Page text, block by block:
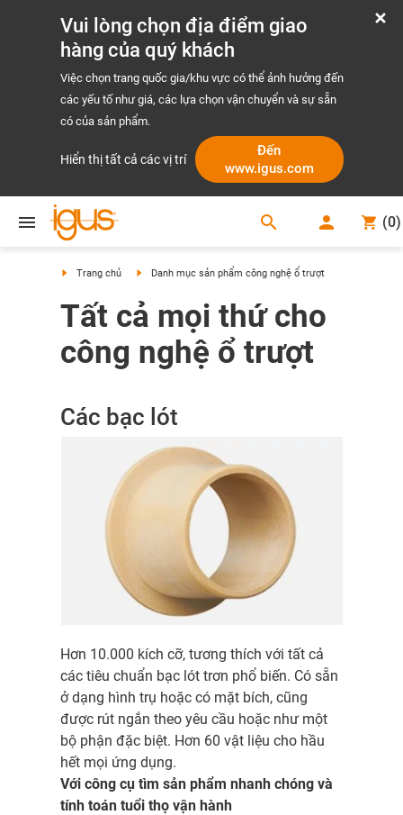
Vui lòng chọn địa điểm giao
hàng của quý khách
Việc chọn trang quốc gia/khu vực có thể ảnh hưởng đến
các yếu tố như giá, các lựa chọn vận chuyển và sự sẵn
có của sản phẩm.
Hiển thị tất cả các vị trí
Đến
www.igus.com
search (0)
Trang chủ Danh mục sản phẩm công nghệ ổ trượt
Tất cả mọi thứ cho
công nghệ ổ trượt
Các bạc lót
Hơn 10.000 kích cỡ, tương thích với tất cả
các tiêu chuẩn bạc lót trơn phổ biến. Có sẵn
ở dạng hình trụ hoặc có mặt bích, cũng
được rút ngắn theo yêu cầu hoặc như một
bộ phận đặc biệt. Hơn 60 vật liệu cho hầu
hết mọi ứng dụng.
Với công cụ tìm sản phẩm nhanh chóng và
tính toán tuổi thọ vận hành